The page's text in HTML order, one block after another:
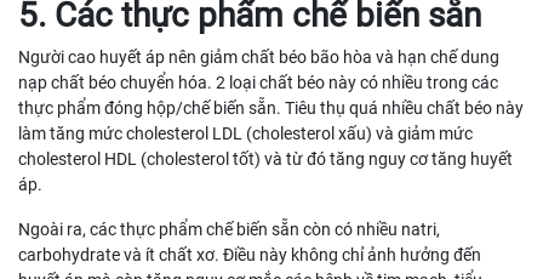
5. Các thực phẩm chế biến sẵn
Người cao huyết áp nên giảm chất béo bão hòa và hạn chế dung
nạp chất béo chuyển hóa. 2 loại chất béo này có nhiều trong các
thực phẩm đóng hộp/chế biến sẵn. Tiêu thụ quá nhiều chất béo này
làm tăng mức cholesterol LDL (cholesterol xấu) và giảm mức
cholesterol HDL (cholesterol tốt) và từ đó tăng nguy cơ tăng huyết
áp.
Ngoài ra, các thực phẩm chế biến sẵn còn có nhiều natri,
carbohydrate và ít chất xơ. Điều này không chỉ ảnh hưởng đến